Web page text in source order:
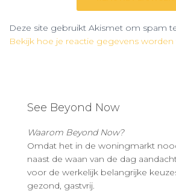
Deze site gebruikt Akismet om spam
Bekijk hoe je reactie gegevens
See Beyond Now
Waarom Beyond Now?
Omdat het in de woningmarkt
naast de waan van de dag
voor de werkelijk belangrijke
gezond, gastvrij.